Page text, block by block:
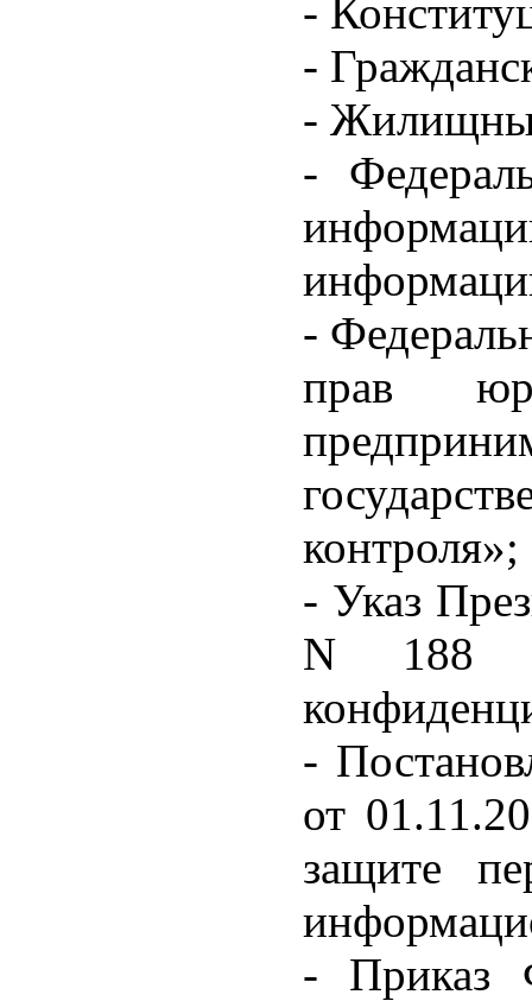
-
-
-
-
-
прав
контроля»;
- Указ
N 188
-
от
защите
- Приказ